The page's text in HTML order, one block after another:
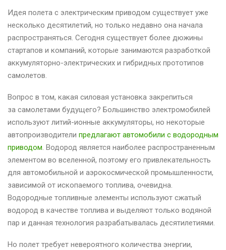
Идея полета с электрическим приводом существует уже
несколько десятилетий, но только недавно она начала
распространяться. Сегодня существует более дюжины
стартапов и компаний, которые занимаются разработкой
аккумуляторно-электрических и гибридных прототипов
самолетов.
Вопрос в том, какая силовая установка закрепиться
за самолетами будущего? Большинство электромобилей
используют литий-ионные аккумуляторы, но некоторые
автопроизводители предлагают автомобили с водородным
приводом. Водород является наиболее распространенным
элементом во вселенной, поэтому его привлекательность
для автомобильной и аэрокосмической промышленности,
зависимой от ископаемого топлива, очевидна.
Водородные топливные элементы используют сжатый
водород в качестве топлива и выделяют только водяной
пар и данная технология разрабатывалась десятилетиями.
Но полет требует невероятного количества энергии,